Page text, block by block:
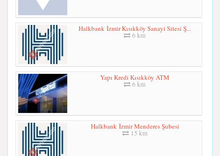
Halkbank İzmir Kısıkköy Sanayi Sitesi Ş...
6 km
Yapı Kredi Kısıkköy ATM
6 km
Halkbank İzmir Menderes Şubesi
15 km